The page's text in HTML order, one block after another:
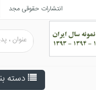
انتشارات حقوقی مجد
دسته